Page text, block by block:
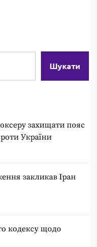
Шукати
захищати пояс
України
закликав Іран
кодексу щодо